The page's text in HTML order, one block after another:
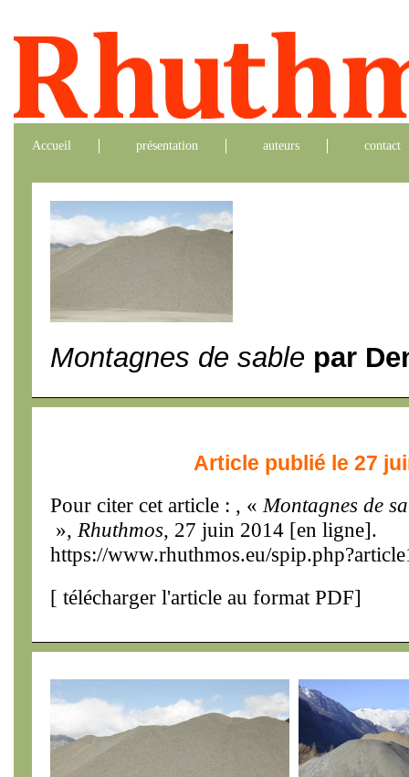
Accueil présentation auteurs contact
Montagnes de sable par
Article publié le 27
Pour citer cet article : , « Montagnes de
», Rhuthmos, 27 juin 2014 [en ligne].
https://www.rhuthmos.eu/
[ télécharger l'article au format PDF]